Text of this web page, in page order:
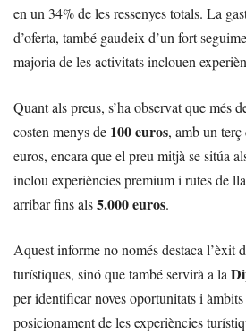
en un 34% de les ressenyes totals. La
d’oferta, també gaudeix d’un fort
majoria de les activitats inclouen
Quant als preus, s’ha observat que més
costen menys de 100 euros, amb un
euros, encara que el preu mitjà se sitúa
inclou experiències premium i rutes de
arribar fins als5.000 euros.
Aquest informe no només destaca l’èxit
turístiques, sinó que també servirà a la
per identificar noves oportunitats i
posicionament de les experiències